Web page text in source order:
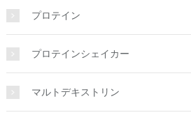
プロテイン
プロテインシェイカー
マルトデキストリン